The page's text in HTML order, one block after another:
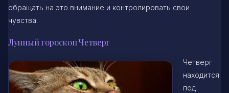
обращать на это внимание и контролировать свои
чувства.
Лунный гороскоп Четверг
Четверг
находится
под